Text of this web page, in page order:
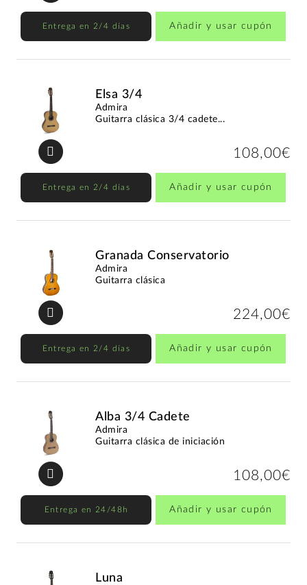
Entrega en 2/4 días Añadir y usar cupón
Elsa 3/4
Admira
Guitarra clásica 3/4 cadete...
108,00€
Entrega en 2/4 días Añadir y usar cupón
Granada Conservatorio
Admira
Guitarra clásica
224,00€
Entrega en 2/4 días Añadir y usar cupón
Alba 3/4 Cadete
Admira
Guitarra clásica de iniciación
108,00€
Entrega en 24/48h Añadir y usar cupón
Luna